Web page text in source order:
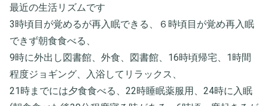
最近の生活リズムです
3時頃目が覚めるが再入眠できる、６時頃目が覚め再入眠
できず朝食食べる、
9時に外出し図書館、外食、図書館、16時頃帰宅、1時間
程度ジョギング、入浴してリラックス、
21時までには夕食食べる、22時睡眠薬服用、24時に入眠